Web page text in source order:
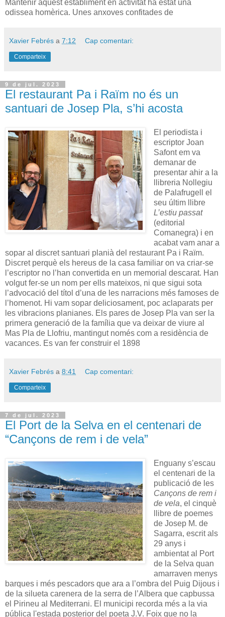
Mantenir aquest establiment en activitat ha estat una
odissea homèrica. Unes anxoves confitades de
Xavier Febrés a 7:12 Cap comentari:
Comparteix
9 de jul. 2023
El restaurant Pa i Raïm no és un
santuari de Josep Pla, s’hi acosta
El periodista i
escriptor Joan
Safont em va
demanar de
presentar ahir a la
llibreria Nollegiu
de Palafrugell el
seu últim llibre
L’estiu passat
(editorial
Comanegra) i en
acabat vam anar a
sopar al discret santuari planià del restaurant Pa i Raïm.
Discret perquè els hereus de la casa familiar on va criar-se
l’escriptor no l’han convertida en un memorial descarat. Han
volgut fer-se un nom per ells mateixos, ni que sigui sota
l’advocació del títol d’una de les narracions més famoses de
l’homenot. Hi vam sopar deliciosament, poc aclaparats per
les vibracions planianes. Els pares de Josep Pla van ser la
primera generació de la família que va deixar de viure al
Mas Pla de Llofriu, mantingut només com a residència de
vacances. Es van fer construir el 1898
Xavier Febrés a 8:41 Cap comentari:
Comparteix
7 de jul. 2023
El Port de la Selva en el centenari de
“Cançons de rem i de vela”
Enguany s’escau
el centenari de la
publicació de les
Cançons de rem i
de vela, el cinquè
llibre de poemes
de Josep M. de
Sagarra, escrit als
29 anys i
ambientat al Port
de la Selva quan
amarraven menys
barques i més pescadors que ara a l’ombra del Puig Dijous i
de la silueta carenera de la serra de l’Albera que capbussa
el Pirineu al Mediterrani. El municipi recorda més a la via
pública l'estada posterior del poeta J.V. Foix que no la